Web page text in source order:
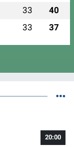
33 40
33 37
20:00